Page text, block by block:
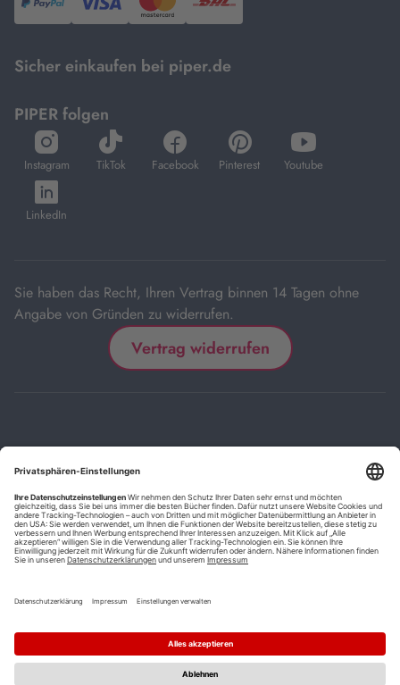
PayPal,Visa
und
DHL.
Sicher einkaufen bei piper.de
PIPER folgen
Instagram
öffnet
in
neuem
Tab
TikTok
öffnet
in
Facebook
öffnet
in
Pinterest
öffnet
in
Youtube
öffnet
in
LinkedIn
öffnet
in
Sie haben das Recht, Ihren Vertrag binnen 14 Tagen ohne
Angabe von Gründen zu widerrufen.
Vertrag widerrufen
BarrierefreiheitserklärungCookie-Einstellungen
*
Die mit Sternchen (*) gekennzeichneten Links sind Affiliate-Links.
Wenn Sie auf einen solchen Link klicken und auf der Zielseite etwas
kaufen, bekommen wir vom betreffenden Anbieter oder Online-Shop
Kauf oder Preis.
Mehrwertsteuer.
Versand innerhalb Deutschlands versandkostenfrei ab 9,00 €
Bestellwert.
Vorbestellung ab 30 Tage vor Erscheinungstermin möglich.